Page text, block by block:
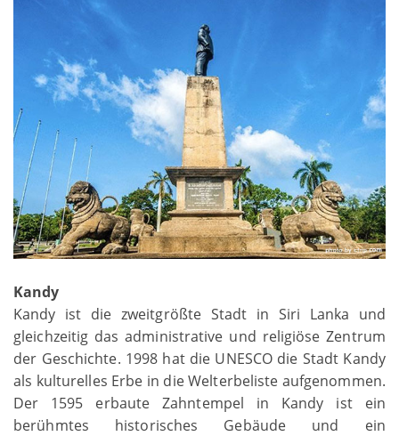
Kandy
Kandy ist die zweitgrößte Stadt in Siri Lanka und
gleichzeitig das administrative und religiöse Zentrum
der Geschichte. 1998 hat die UNESCO die Stadt Kandy
als kulturelles Erbe in die Welterbeliste aufgenommen.
Der 1595 erbaute Zahntempel in Kandy ist ein
berühmtes historisches Gebäude und ein